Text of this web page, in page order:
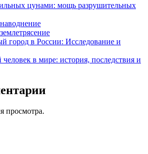
цунами: мощь разрушительных
город в России: Исследование и
в мире: история, последствия и
просмотра.